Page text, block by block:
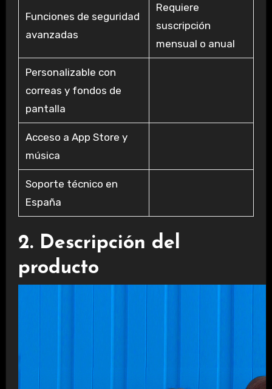
Funciones de seguridad
avanzadas
Requiere
suscripción
mensual o anual
Personalizable con
correas y fondos de
pantalla
Acceso a App Store y
música
Soporte técnico en
España
2. Descripción del
producto